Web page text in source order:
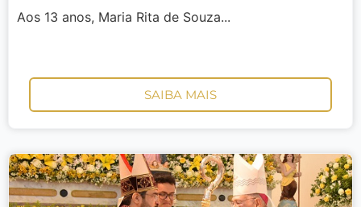
Aos 13 anos, Maria Rita de Souza...
SAIBA MAIS